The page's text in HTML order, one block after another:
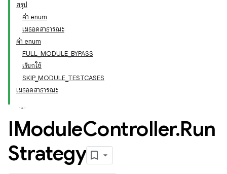
สรุป
ค่า enum
เมธอดสาธารณะ
ค่า enum
FULL_MODULE_BYPASS
เรียกใช้
SKIP_MODULE_TESTCASES
เมธอดสาธารณะ
IModuleController.Run
Strategy